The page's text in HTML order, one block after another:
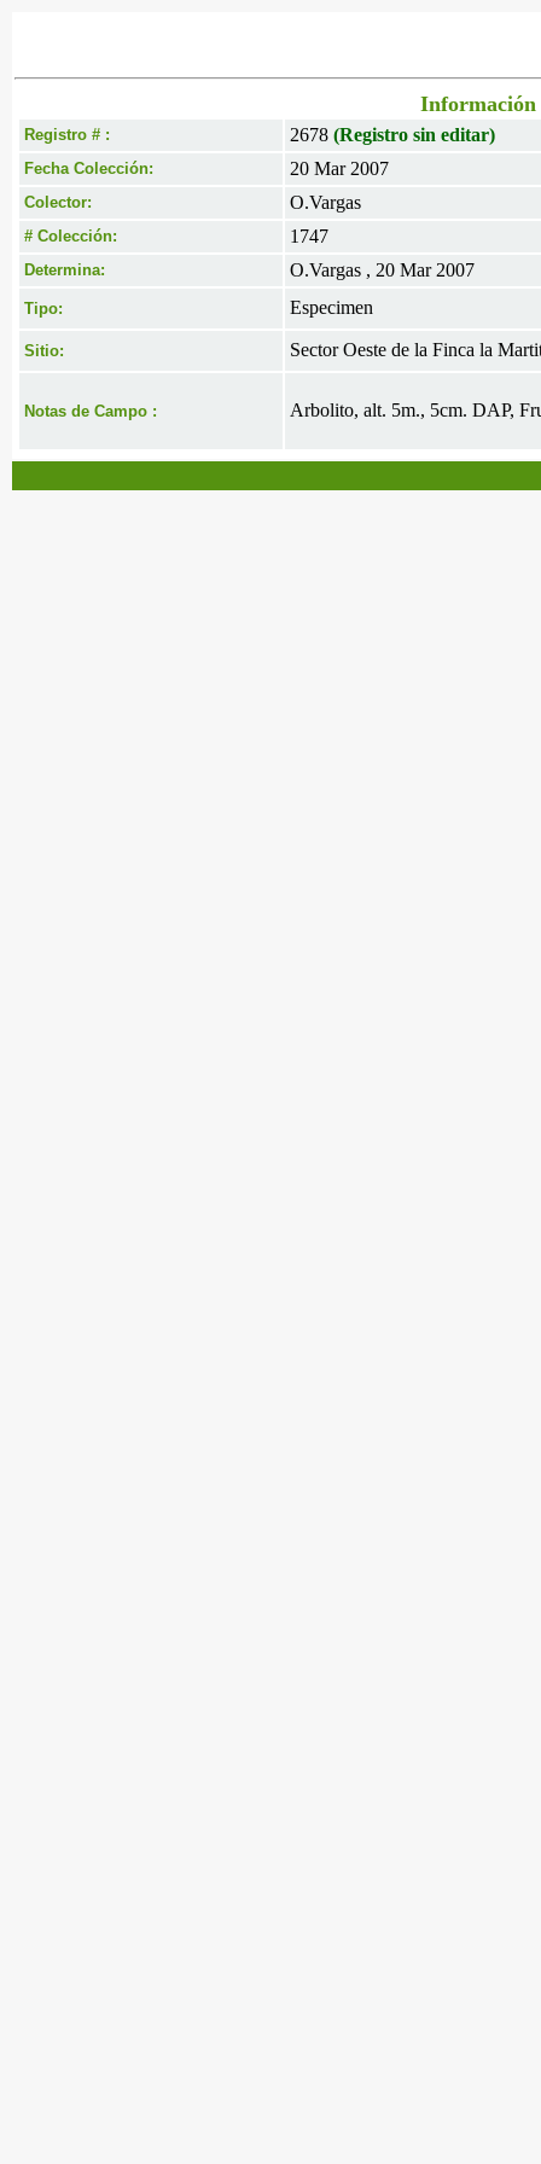
Información
Registro # : 2678 (Registro sin editar)
Fecha Colección: 20 Mar 2007
Colector: O.Vargas
# Colección: 1747
Determina: O.Vargas , 20 Mar 2007
Tipo: Especimen
Sitio: Sector Oeste de la Finca la
Notas de Campo : Arbolito, alt. 5m., 5cm. DAP,